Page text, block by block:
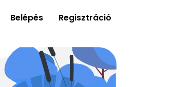
Belépés Regisztráció